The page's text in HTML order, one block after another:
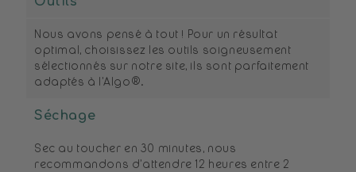
Nous avons pensé à tout ! Pour un résultat
optimal, choisissez les outils soigneusement
sélectionnés sur notre site, ils sont parfaitement
adaptés à l’Algo®.
Séchage
Sec au toucher en 30 minutes, nous
recommandons d’attendre 12 heures entre 2